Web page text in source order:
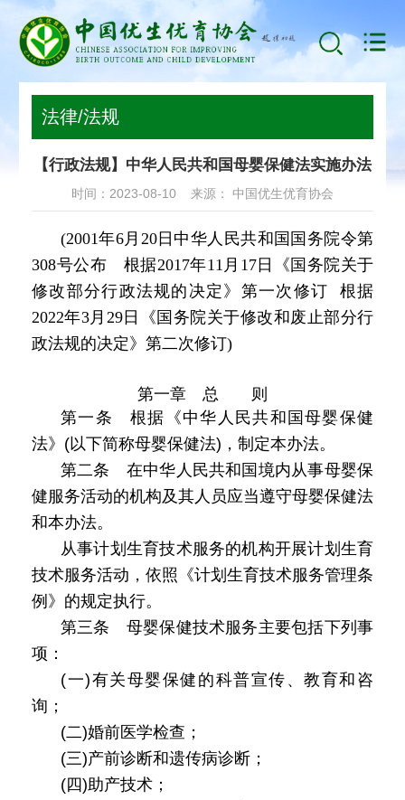
法律/法规
【行政法规】中华人民共和国母婴保健法实施办法
时间：2023-08-10 来源： 中国优生优育协会
(2001年6月20日中华人民共和国国务院令第
308号公布 根据2017年11月17日《国务院关于
修改部分行政法规的决定》第一次修订 根据
2022年3月29日《国务院关于修改和废止部分行
政法规的决定》第二次修订)
第一章 总 则
第一条 根据《中华人民共和国母婴保健
法》(以下简称母婴保健法)，制定本办法。
第二条 在中华人民共和国境内从事母婴保
健服务活动的机构及其人员应当遵守母婴保健法
和本办法。
从事计划生育技术服务的机构开展计划生育
技术服务活动，依照《计划生育技术服务管理条
例》的规定执行。
第三条 母婴保健技术服务主要包括下列事
项：
(一)有关母婴保健的科普宣传、教育和咨
询；
(二)婚前医学检查；
(三)产前诊断和遗传病诊断；
(四)助产技术；